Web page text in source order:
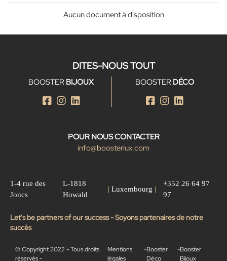
Aucun document à disposition
DITES-NOUS TOUT
BOOSTER BIJOUX BOOSTER DÉCO
POUR NOUS CONTACTER
info@boosterlux.com
1-4 rue des
Joncs
|
L-1818
Howald
|Luxembourg |
+352 26 64 97
97
Let's be partners of our success - Soyons partenaires de notre
succès
© Copyright 2022 - Tous droits
réservés -
Mentions
légales
-Booster
Déco
-Booster
Bijoux